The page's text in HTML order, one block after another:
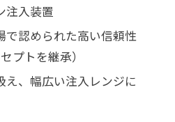
注入装置
で認められた高い信頼性
プトを継承）
え、幅広い注入レンジに